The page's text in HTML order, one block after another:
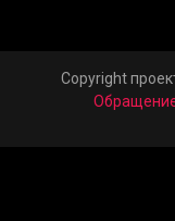
Copyright